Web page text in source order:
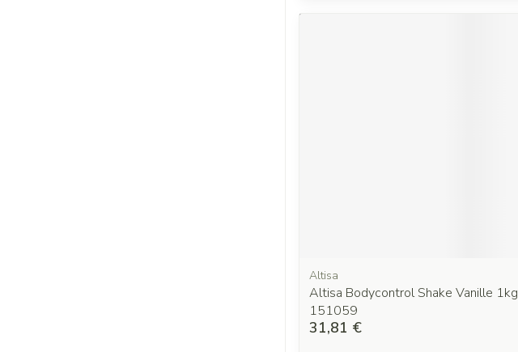
Altisa
Altisa Bodycontrol Shake Vanille 1kg
151059
31,81 €